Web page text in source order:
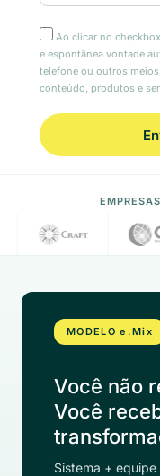
Ao clicar no
e espontânea vontade
telefone ou outros
conteúdo, produtos e
MODELO e.Mix
Você não
Você
Sistema +